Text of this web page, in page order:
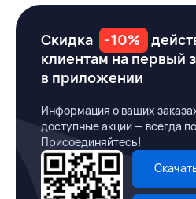
Скидка -10%
клиентам на первый
в приложении
Информация о ваших
доступные акции — всегда
Присоединяйтесь!